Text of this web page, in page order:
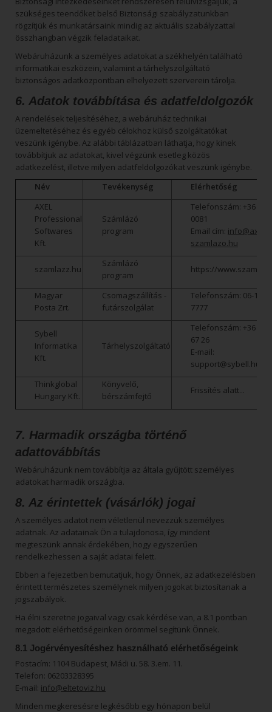
szükséges teendőket belső Biztonsági szabályzatunkban
rögzítjük és munkatársaink mindig az aktuális szabályzattal
összhangban végzik feladataikat.
Webáruházunk a személyes adatokat a székhelyén található
informatikai eszközein, valamint a tárhelyszolgáltató
biztonságos adatközpontban elhelyezett szerverein tárolja.
6. Adatok továbbítása és adatfeldolgozók
A rendelések teljesítéséhez, a webáruház technikai
üzemeltetéséhez és egyéb célokhoz külső szolgáltatókat
veszünk igénybe. Az alábbi táblázatban láthatja, hogy kinek
továbbítjuk az adatokat, kivel végzünk esetleg közös
adatkezelést, illetve milyen adatfeldolgozókat veszünk igénybe.
Név
Tevékenység
Elérhetőség
AXEL
Professional
Softwares
Kft.
Számlázó
program
Telefonszám: +36 1
0081
Email cím: info@axel-
szamlazo.hu
szamlazz.hu
Számlázó
program
https://
Magyar
Posta Zrt.
Csomagszállítás -
futárszolgálat
Telefonszám: 06-1-
7777
Sybell
Informatika
Kft.
Tárhelyszolgáltató
Telefonszám: +36 1
67 26
E-mail:
support@sybell.hu
Thinkglobal
Hungary Kft.
Könyvelő,
bérszámfejtő
Frissítés alatt...
7. Harmadik országba történő
adattovábbítás
Webáruházunk nem továbbítja az általa gyűjtött személyes
adatokat harmadik országba.
8. Az érintettek (vásárlók) jogai
A személyes adatot nem véletlenül nevezzük személyes
adatnak. Az adatainak Ön a tulajdonosa, így mindent
megteszünk annak érdekében, hogy egyszerűen
rendelkezhessen a saját adatai felett.
Ebben a fejezetben bemutatjuk, hogy Önnek, az adatkezelésben
érintett természetes személynek milyen jogokat biztosítanak a
jogszabályok.
Ha élni szeretne jogaival vagy csak kérdése van, a 8.1 pontban
megadott elérhetőségeinken örömmel segítünk Önnek.
8.1 Jogérvényesítéshez használható elérhetőségeink
Postacím: 1104 Budapest, Mádi u. 58. 3.em. 11.
Telefon: 06203328395
E-mail: info@eltetoviz.hu
Minden megkeresésre legkésőbb egy hónapon belül